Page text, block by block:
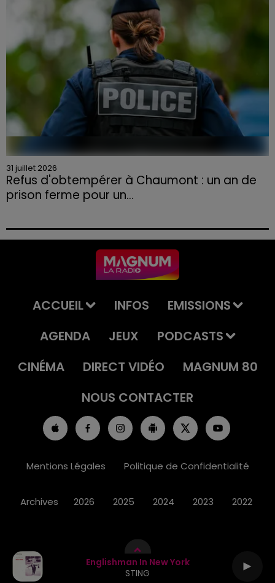
Englishman In New York
STING
31 juillet 2026
Refus d'obtempérer à Chaumont : un an de
prison ferme pour un...
permis et la confiscation de son véhicule.
ACCUEIL INFOS
EMISSIONS
AGENDA
JEUX
PODCASTS
CINÉMA
DIRECT VIDÉO
MAGNUM 80
NOUS CONTACTER
Mentions Légales Politique de Confidentialité
Archives 2026 2025 2024 2023 2022